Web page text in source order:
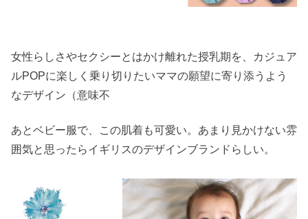
女性らしさやセクシーとはかけ離れた授乳期を、カジュア
ルPOPに楽しく乗り切りたいママの願望に寄り添うよう
なデザイン（意味不
あとベビー服で、この肌着も可愛い。あまり見かけない雰
囲気と思ったらイギリスのデザインブランドらしい。